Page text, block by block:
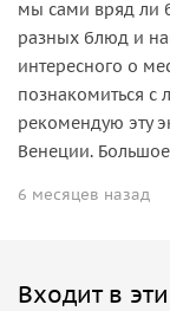
мы сами вряд ли
разных блюд и
интересного о
познакомиться с
рекомендую эту
Венеции.
6 месяцев назад
Входит в